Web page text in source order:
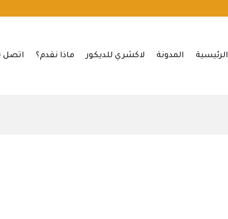
الرئيسية المدونة لاكشري للديكور ماذا نقدم؟ اتصل